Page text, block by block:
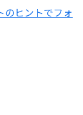
のヒントでフォ